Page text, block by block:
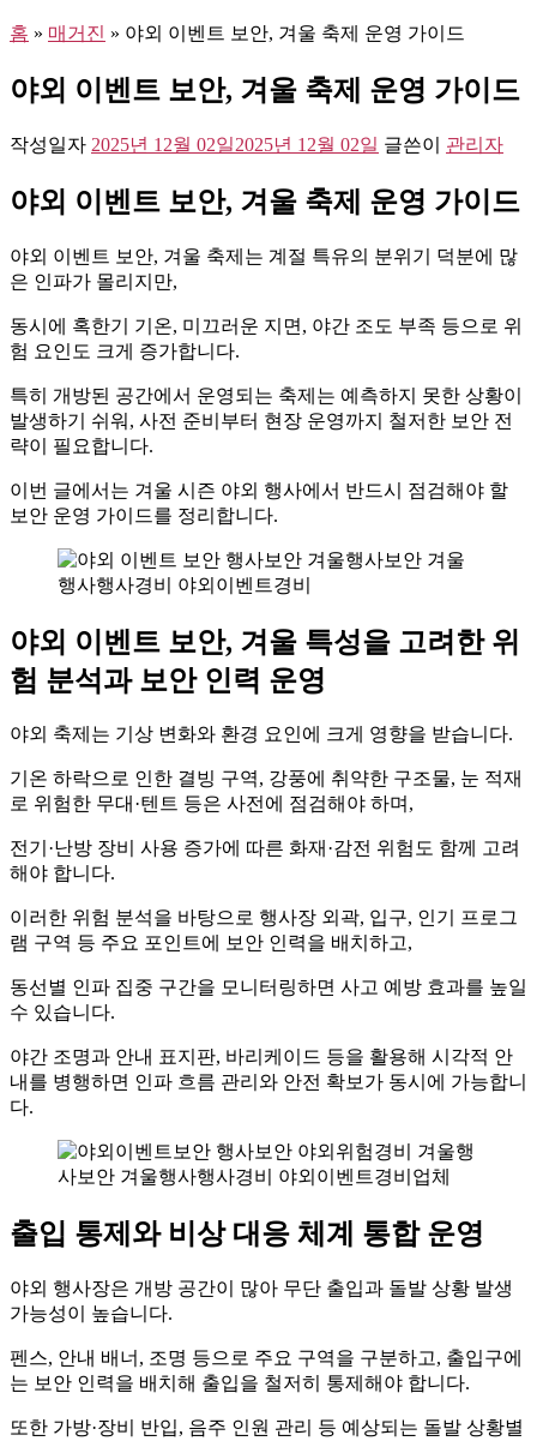
홈 » 매거진 » 야외 이벤트 보안, 겨울 축제 운영 가이드
야외 이벤트 보안, 겨울 축제 운영 가이드
작성일자 2025년 12월 02일2025년 12월 02일 글쓴이 관리자
야외 이벤트 보안, 겨울 축제 운영 가이드
야외 이벤트 보안, 겨울 축제는 계절 특유의 분위기 덕분에 많
은 인파가 몰리지만,
동시에 혹한기 기온, 미끄러운 지면, 야간 조도 부족 등으로 위
험 요인도 크게 증가합니다.
특히 개방된 공간에서 운영되는 축제는 예측하지 못한 상황이
발생하기 쉬워, 사전 준비부터 현장 운영까지 철저한 보안 전
략이 필요합니다.
이번 글에서는 겨울 시즌 야외 행사에서 반드시 점검해야 할
보안 운영 가이드를 정리합니다.
야외 이벤트 보안, 겨울 특성을 고려한 위
험 분석과 보안 인력 운영
야외 축제는 기상 변화와 환경 요인에 크게 영향을 받습니다.
기온 하락으로 인한 결빙 구역, 강풍에 취약한 구조물, 눈 적재
로 위험한 무대·텐트 등은 사전에 점검해야 하며,
전기·난방 장비 사용 증가에 따른 화재·감전 위험도 함께 고려
해야 합니다.
이러한 위험 분석을 바탕으로 행사장 외곽, 입구, 인기 프로그
램 구역 등 주요 포인트에 보안 인력을 배치하고,
동선별 인파 집중 구간을 모니터링하면 사고 예방 효과를 높일
수 있습니다.
야간 조명과 안내 표지판, 바리케이드 등을 활용해 시각적 안
내를 병행하면 인파 흐름 관리와 안전 확보가 동시에 가능합니
다.
출입 통제와 비상 대응 체계 통합 운영
야외 행사장은 개방 공간이 많아 무단 출입과 돌발 상황 발생
가능성이 높습니다.
펜스, 안내 배너, 조명 등으로 주요 구역을 구분하고, 출입구에
는 보안 인력을 배치해 출입을 철저히 통제해야 합니다.
또한 가방·장비 반입, 음주 인원 관리 등 예상되는 돌발 상황별